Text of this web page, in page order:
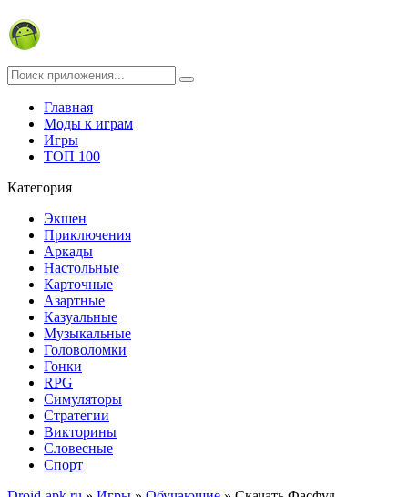
Главная
Моды к играм
Игры
ТОП 100
Категория
Экшен
Приключения
Аркады
Настольные
Карточные
Азартные
Казуальные
Музыкальные
Головоломки
Гонки
RPG
Симуляторы
Стратегии
Викторины
Словесные
Спорт